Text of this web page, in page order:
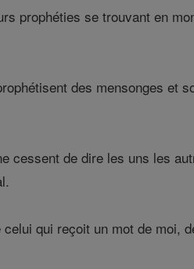
prophéties se trouvant en
des mensonges et
cessent de dire les uns les
qui reçoit un mot de moi,